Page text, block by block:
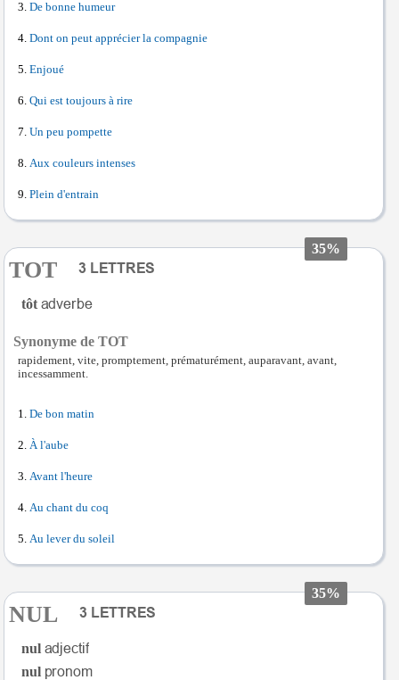
De bonne humeur
Dont on peut apprécier la compagnie
Enjoué
Qui est toujours à rire
Un peu pompette
Aux couleurs intenses
Plein d'entrain
35%
TOT
tôt
Synonyme de TOT
rapidement, vite, promptement, prématurément, auparavant, avant,
incessamment.
De bon matin
À l'aube
Avant l'heure
Au chant du coq
Au lever du soleil
35%
NUL
nul
nul